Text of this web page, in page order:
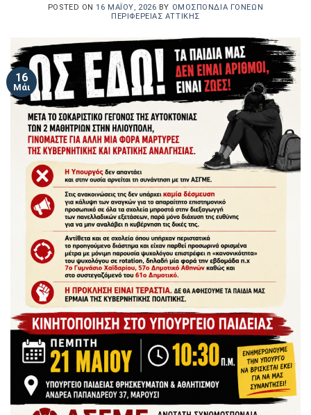
POSTED ON16 ΜΑΪ́ΟΥ, 2026 BY ΟΜΟΣΠΟΝΔΊΑ ΓΟΝΈΩΝ
ΠΕΡΙΦΈΡΕΙΑΣ ΑΤΤΙΚΉΣ
16
Μάι